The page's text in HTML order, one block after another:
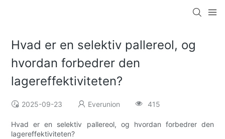
Hvad er en selektiv pallereol, og
hvordan forbedrer den
lagereffektiviteten?
2025-09-23 Everunion 415
Hvad er en selektiv pallereol, og hvordan forbedrer den
lagereffektiviteten?